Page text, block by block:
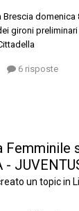
Brescia domenica
gironi
6 risposte
Femminile
-
un topic in